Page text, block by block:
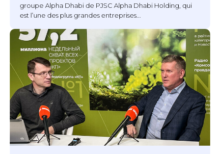
groupe Alpha Dhabi de PJSC Alpha Dhabi Holding, qui
est l’une des plus grandes entreprises...